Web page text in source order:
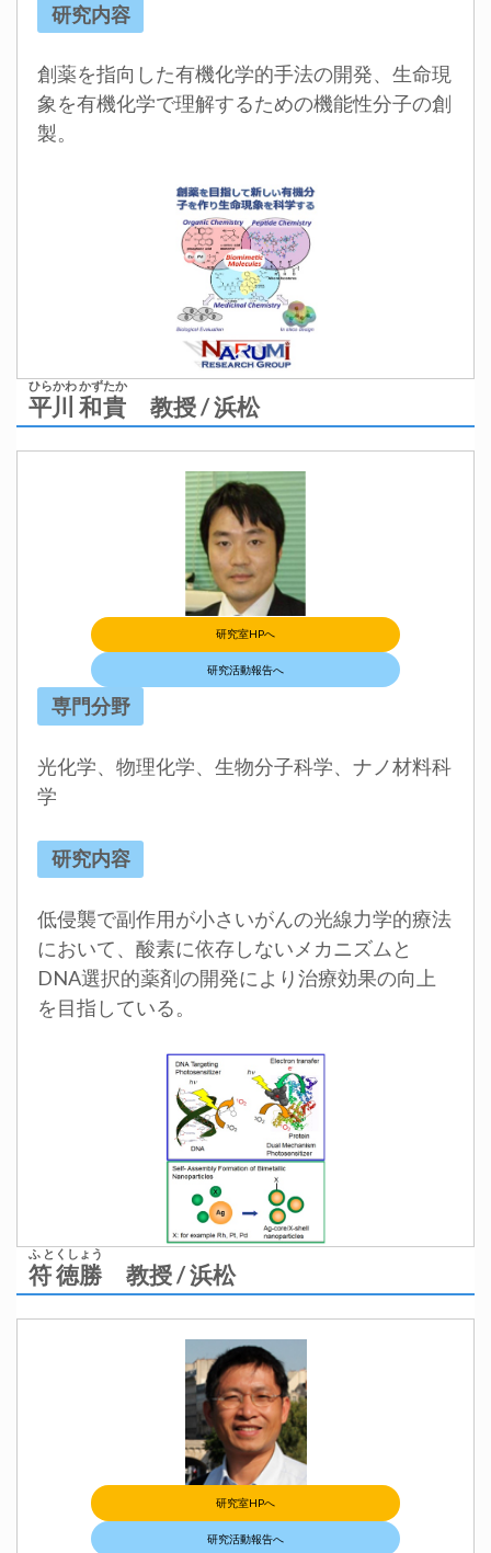
研究内容
創薬を指向した有機化学的手法の開発、生命現
象を有機化学で理解するための機能性分子の創
製。
平川 和貴
ひらかわ かずたか
教授 / 浜松
研究室HPへ
研究活動報告へ
専門分野
光化学、物理化学、生物分子科学、ナノ材料科
学
研究内容
低侵襲で副作用が小さいがんの光線力学的療法
において、酸素に依存しないメカニズムと
DNA選択的薬剤の開発により治療効果の向上
を目指している。
符 徳勝
ふ とくしょう
教授 / 浜松
研究室HPへ
研究活動報告へ